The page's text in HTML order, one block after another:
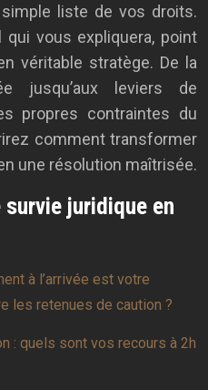
liste de vos droits.
qui vous expliquera, point
véritable stratège. De la
jusqu’aux leviers de
propres contraintes du
comment transformer
une résolution maîtrisée.
survie juridique en
à l’arrivée est votre
les retenues de caution ?
: quels sont vos recours à 2h